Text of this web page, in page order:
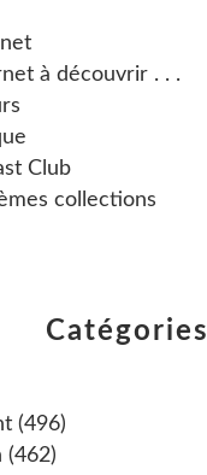
Catégories
(496)
(462)
à découvrir . . .
Club
collections